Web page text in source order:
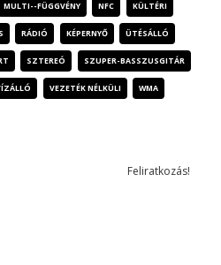
MULTI--FÜGGVÉNY NFC KÜLTÉRI
RÁDIÓ KÉPERNYŐ ÜTÉSÁLLÓ
SZTEREÓ SZUPER-BASSZUSGITÁR
VEZETÉK NÉLKÜLI WMA